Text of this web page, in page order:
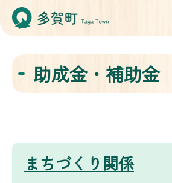
助成金・補助金
まちづくり関係